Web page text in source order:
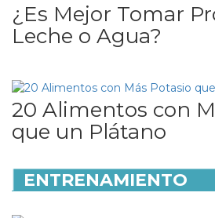
¿Es Mejor Tomar
Leche o Agua?
20 Alimentos con
que un Plátano
ENTRENAMIENTO